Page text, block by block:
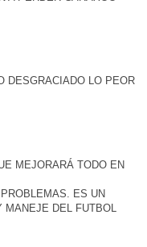
DESGRACIADO LO PEOR
MEJORARÁ TODO EN
ES UN
DEL FUTBOL